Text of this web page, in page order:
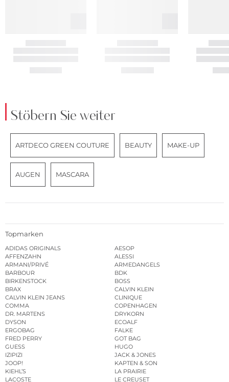
Stöbern Sie weiter
ARTDECO GREEN COUTURE BEAUTY MAKE-UP
AUGEN MASCARA
Topmarken
ADIDAS ORIGINALS
AESOP
AFFENZAHN
ALESSI
ARMANI/PRIVÉ
ARMEDANGELS
BARBOUR
BDK
BIRKENSTOCK
BOSS
BRAX
CALVIN KLEIN
CALVIN KLEIN JEANS
CLINIQUE
COMMA
COPENHAGEN
DR. MARTENS
DRYKORN
DYSON
ECOALF
ERGOBAG
FALKE
FRED PERRY
GOT BAG
GUESS
HUGO
IZIPIZI
JACK & JONES
JOOP!
KAPTEN & SON
KIEHL’S
LA PRAIRIE
LACOSTE
LE CREUSET